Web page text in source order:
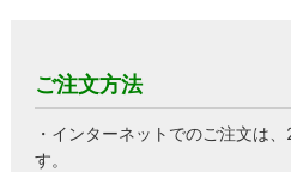
ご注文方法
・インターネットでのご注文は
す。